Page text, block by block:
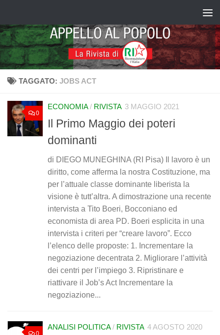
TAGGATO: JOBS ACT
0
ECONOMIA/ RIVISTA 3 MAGGIO 2021
Il Primo Maggio dei poteri
dominanti
di DIEGO MUNEGHINA (RI Pisa) Il lavoro è un
diritto, come afferma la nostra Costituzione, ma
per l’attuale classe dominante liberista la
visione è tutt’altra. A dimostrazione una recente
intervista a Tito Boeri, Bocconiano ed
economista di area PD. Boeri esplicita in una
intervista i criteri per “creare lavoro”. Ecco
l’elenco delle proposte: 1. Incrementare la
negoziazione decentrata 2. Migliorare l’attività
dei centri per l’impiego 3. Ripristinare e
riattivare il Job’s Act Incrementare la
negoziazione...
ANALISI POLITICA/ RIVISTA 4 AGOSTO 2020